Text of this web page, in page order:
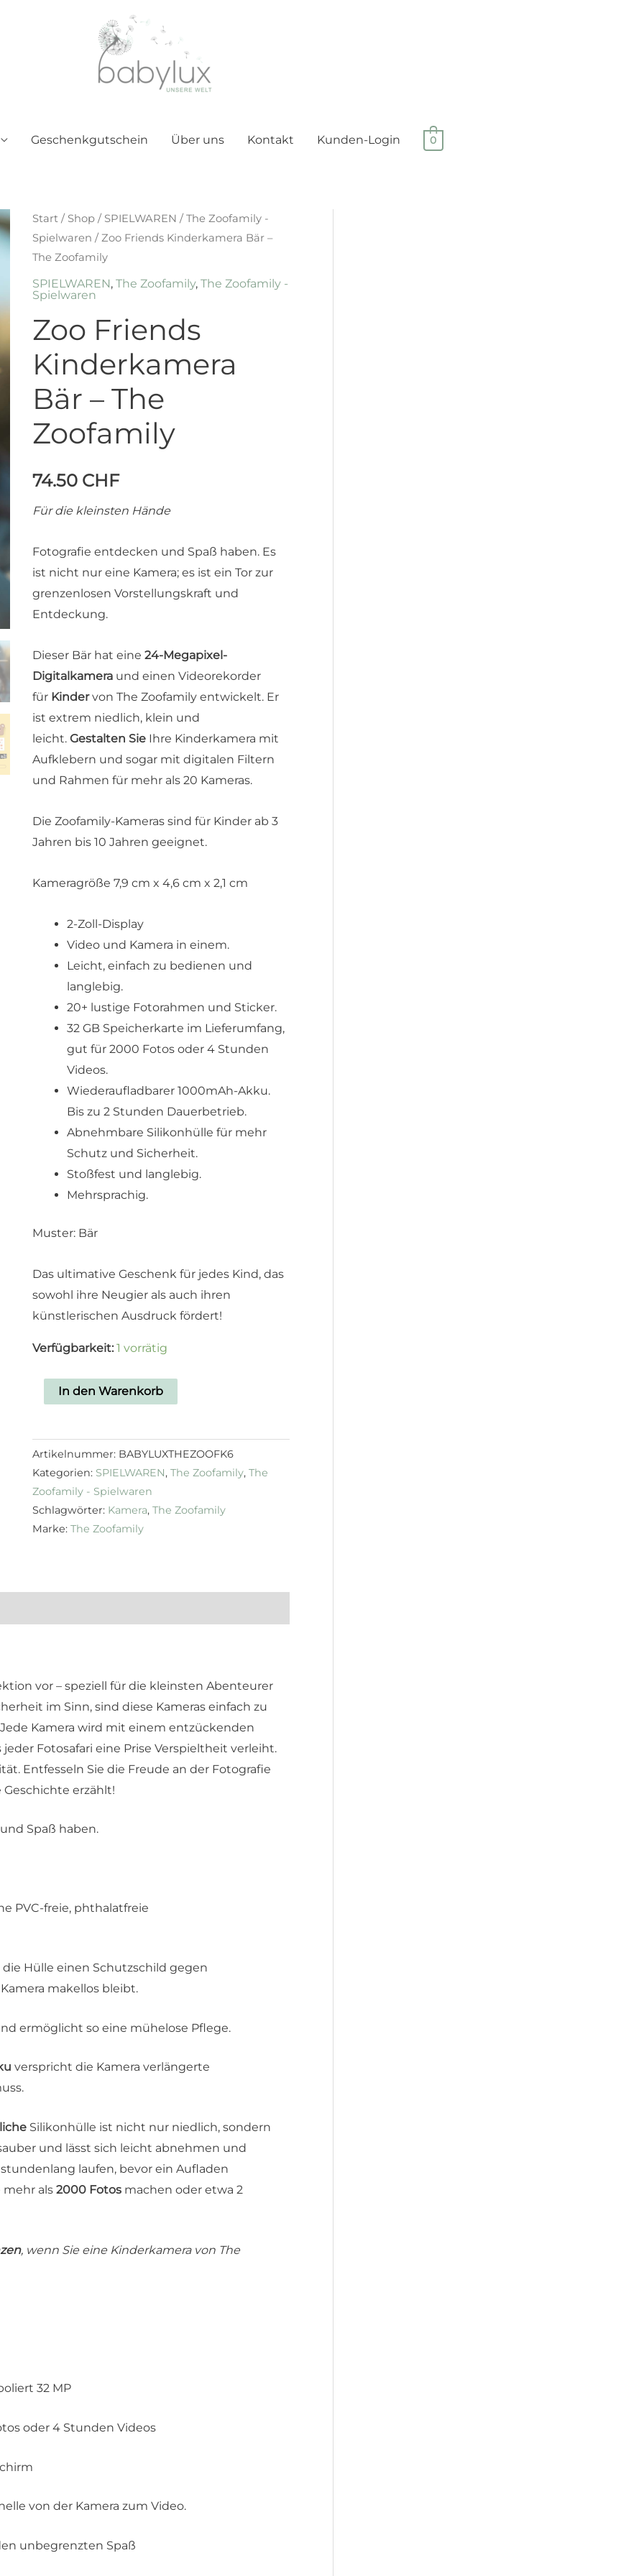
Geschenkgutschein Über uns Kontakt Kunden-Login 0
Start/ Shop/ SPIELWAREN / The Zoofamily -
Spielwaren / Zoo Friends Kinderkamera Bär –
The Zoofamily
SPIELWAREN, The Zoofamily, The Zoofamily -
Spielwaren
Zoo Friends
Kinderkamera
Bär – The
Zoofamily
74.50 CHF
Für die kleinsten Hände
Fotografie entdecken und Spaß haben. Es
ist nicht nur eine Kamera; es ist ein Tor zur
grenzenlosen Vorstellungskraft und
Entdeckung.
Dieser Bär hat eine 24-Megapixel-
Digitalkameraund einen Videorekorder
für Kindervon The Zoofamily entwickelt. Er
ist extrem niedlich, klein und
leicht. Gestalten SieIhre Kinderkamera mit
Aufklebern und sogar mit digitalen Filtern
und Rahmen für mehr als 20 Kameras.
Die Zoofamily-Kameras sind für Kinder ab 3
Jahren bis 10 Jahren geeignet.
Kameragröße 7,9 cm x 4,6 cm x 2,1 cm
2-Zoll-Display
Video und Kamera in einem.
Leicht, einfach zu bedienen und
langlebig.
20+ lustige Fotorahmen und Sticker.
32 GB Speicherkarte im Lieferumfang,
gut für 2000 Fotos oder 4 Stunden
Videos.
Wiederaufladbarer 1000mAh-Akku.
Bis zu 2 Stunden Dauerbetrieb.
Abnehmbare Silikonhülle für mehr
Schutz und Sicherheit.
Stoßfest und langlebig.
Mehrsprachig.
Muster: Bär
Das ultimative Geschenk für jedes Kind, das
sowohl ihre Neugier als auch ihren
künstlerischen Ausdruck fördert!
Verfügbarkeit: 1 vorrätig
In den Warenkorb
Artikelnummer: BABYLUXTHEZOOFK6
Kategorien: SPIELWAREN, The Zoofamily, The
Zoofamily - Spielwaren
Schlagwörter: Kamera, The Zoofamily
Marke: The Zoofamily
vor – speziell für die kleinsten Abenteurer
im Sinn, sind diese Kameras einfach zu
Kamera wird mit einem entzückenden
Fotosafari eine Prise Verspieltheit verleiht.
Entfesseln Sie die Freude an der Fotografie
erzählt!
Spaß haben.
PVC-freie, phthalatfreie
Hülle einen Schutzschild gegen
makellos bleibt.
ermöglicht so eine mühelose Pflege.
verspricht die Kamera verlängerte
Silikonhülle ist nicht nur niedlich, sondern
und lässt sich leicht abnehmen und
laufen, bevor ein Aufladen
mehr als 2000 Fotos machen oder etwa 2
, wenn Sie eine Kinderkamera von The
32 MP
oder 4 Stunden Videos
von der Kamera zum Video.
unbegrenzten Spaß